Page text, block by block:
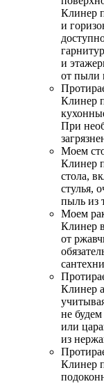
Клинер
и
и
от пыли
Клинер
При
Моем
Клинер
стола,
стулья,
пыль из
Моем
Клинер
от
Клинер
не
или
из
Клинер